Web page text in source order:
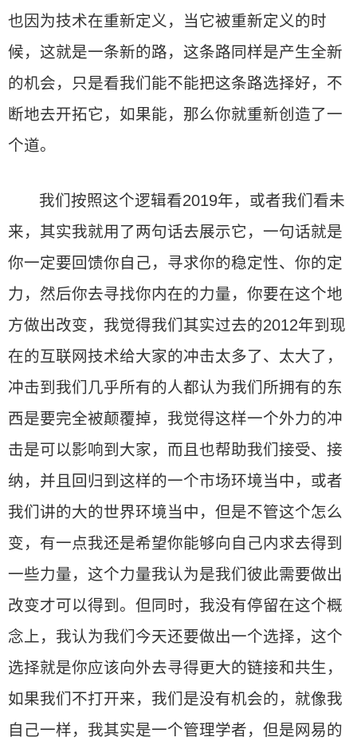
也因为技术在重新定义，当它被重新定义的时
候，这就是一条新的路，这条路同样是产生全新
的机会，只是看我们能不能把这条路选择好，不
断地去开拓它，如果能，那么你就重新创造了一
个道。
我们按照这个逻辑看2019年，或者我们看未
来，其实我就用了两句话去展示它，一句话就是
你一定要回馈你自己，寻求你的稳定性、你的定
力，然后你去寻找你内在的力量，你要在这个地
方做出改变，我觉得我们其实过去的2012年到现
在的互联网技术给大家的冲击太多了、太大了，
冲击到我们几乎所有的人都认为我们所拥有的东
西是要完全被颠覆掉，我觉得这样一个外力的冲
击是可以影响到大家，而且也帮助我们接受、接
纳，并且回归到这样的一个市场环境当中，或者
我们讲的大的世界环境当中，但是不管这个怎么
变，有一点我还是希望你能够向自己内求去得到
一些力量，这个力量我认为是我们彼此需要做出
改变才可以得到。但同时，我没有停留在这个概
念上，我认为我们今天还要做出一个选择，这个
选择就是你应该向外去寻得更大的链接和共生，
如果我们不打开来，我们是没有机会的，就像我
自己一样，我其实是一个管理学者，但是网易的